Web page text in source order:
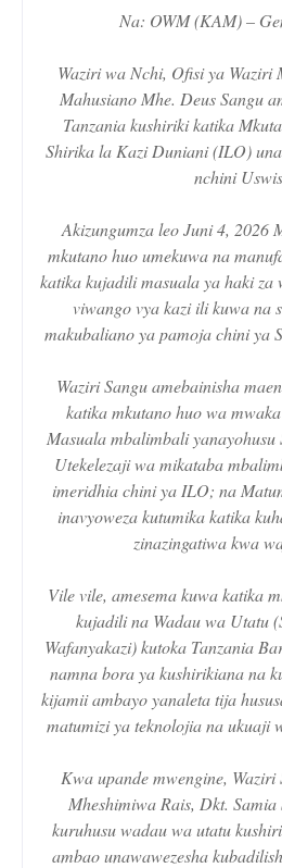
Na: OWM (KAM) –
Waziri wa Nchi, Ofisi ya Waziri
Mahusiano Mhe. Deus Sangu
Tanzania kushiriki katika
Shirika la Kazi Duniani (ILO)
nchini
Akizungumza leo Juni 4, 2026
mkutano huo umekuwa na
katika kujadili masuala ya haki za
viwango vya kazi ili kuwa na
makubaliano ya pamoja chini ya
Waziri Sangu amebainisha
katika mkutano huo wa
Masuala mbalimbali
Utekelezaji wa mikataba
imeridhia chini ya ILO; na
inavyoweza kutumika katika
zinazingatiwa kwa
Vile vile, amesema kuwa katika
kujadili na Wadau wa Utatu
Wafanyakazi) kutoka Tanzania
namna bora ya kushirikiana na
kijamii ambayo yanaleta tija
matumizi ya teknolojia na ukuaji
Kwa upande mwengine, Waziri
Mheshimiwa Rais, Dkt.
kuruhusu wadau wa utatu
ambao unawawezesha